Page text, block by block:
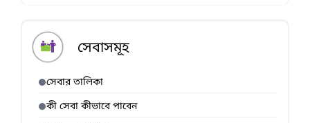
সেবাসমূহ
সেবার তালিকা
কী সেবা কীভাবে পাবেন